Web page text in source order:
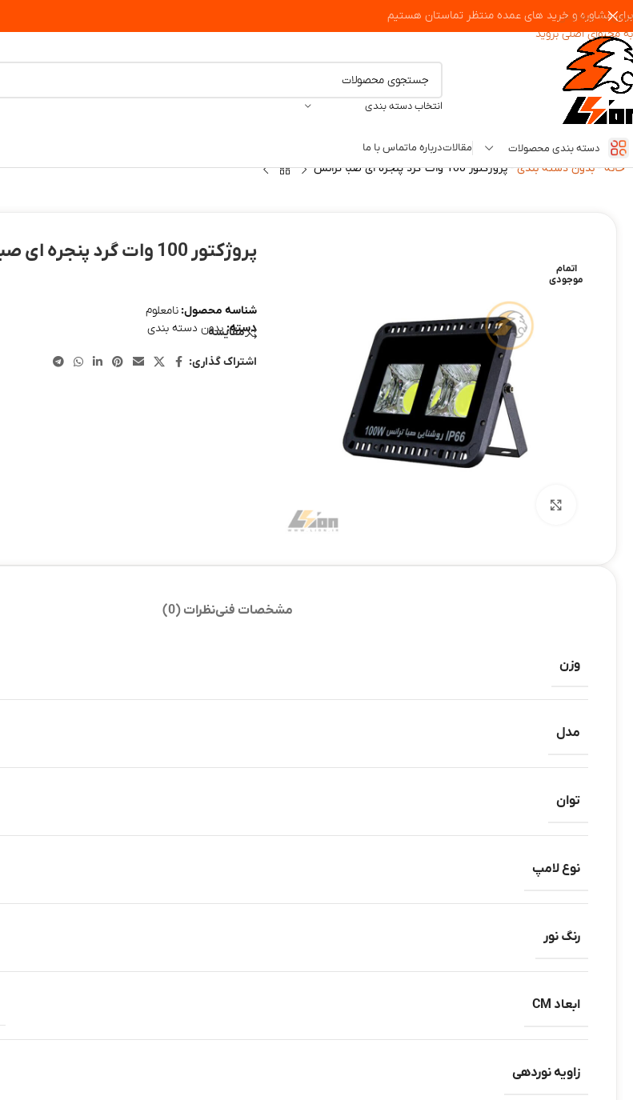
پرش به پیمایش
به محتوای اصلی بروید
برای مشاوره و خرید های عمده منتظر تماستان هستیم
انتخاب دسته بندی
دسته بندی محصولات مقالاتدرباره ماتماس با ما
خانه-بدون دسته بندی-پروژکتور 100 وات گرد پنجره ای صبا ترانس
اتمام
موجودی
پروژکتور 100 وات گرد پنجره ای صبا ترانس
شناسه محصول:نامعلوم
دسته: بدون دسته بندیمقایسه
اشتراک گذاری:
مشخصات فنینظرات (0)
وزن
مدل
توان
نوع لامپ
رنگ نور
ابعاد CM
زاویه نوردهی